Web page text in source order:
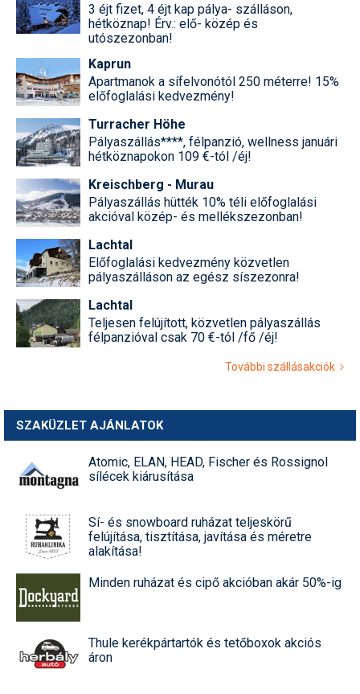
3 éjt fizet, 4 éjt kap pálya- szálláson,
hétköznap! Érv.: elő- közép és
utószezonban!
Kaprun
Apartmanok a sífelvonótól 250 méterre! 15%
előfoglalási kedvezmény!
Turracher Höhe
Pályaszállás****, félpanzió, wellness januári
hétköznapokon 109 €-tól /éj!
Kreischberg - Murau
Pályaszállás hütték 10% téli előfoglalási
akcióval közép- és mellékszezonban!
Lachtal
Előfoglalási kedvezmény közvetlen
pályaszálláson az egész síszezonra!
Lachtal
Teljesen felújított, közvetlen pályaszállás
félpanzióval csak 70 €-tól /fő /éj!
További szállásakciók
SZAKÜZLET AJÁNLATOK
Atomic, ELAN, HEAD, Fischer és Rossignol
sílécek kiárusítása
Sí- és snowboard ruházat teljeskörű
felújítása, tisztítása, javítása és méretre
alakítása!
Minden ruházat és cipő akcióban akár 50%-ig
Thule kerékpártartók és tetőboxok akciós
áron